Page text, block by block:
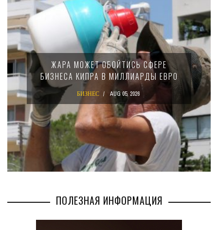
ЖАРА МОЖЕТ ОБОЙТИСЬ СФЕРЕ
БИЗНЕСА КИПРА В МИЛЛИАРДЫ ЕВРО
БИЗНЕС AUG 05, 2026
ПОЛЕЗНАЯ ИНФОРМАЦИЯ